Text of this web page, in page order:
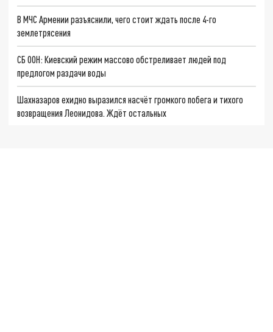
В МЧС Армении разъяснили, чего стоит ждать после 4-го
землетрясения
СБ ООН: Киевский режим массово обстреливает людей под
предлогом раздачи воды
Шахназаров ехидно выразился насчёт громкого побега и тихого
возвращения Леонидова. Ждёт остальных